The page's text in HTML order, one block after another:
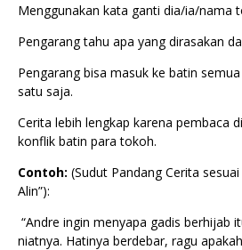
Menggunakan kata ganti dia/ia/nama
Pengarang tahu apa yang dirasakan
Pengarang bisa masuk ke batin
satu saja.
Cerita lebih lengkap karena pembaca
konflik batin para tokoh.
Contoh: (Sudut Pandang Cerita
Alin”):
“Andre ingin menyapa gadis berhijab
niatnya. Hatinya berdebar, ragu